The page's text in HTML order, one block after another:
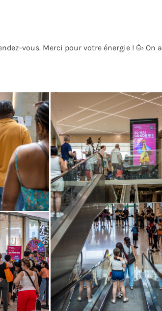
vous. Merci pour votre énergie ! 🥳 On a